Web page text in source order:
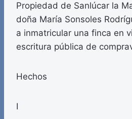
Propiedad de Sanlúcar la
doña María Sonsoles
a inmatricular una finca en
escritura pública de
Hechos
I